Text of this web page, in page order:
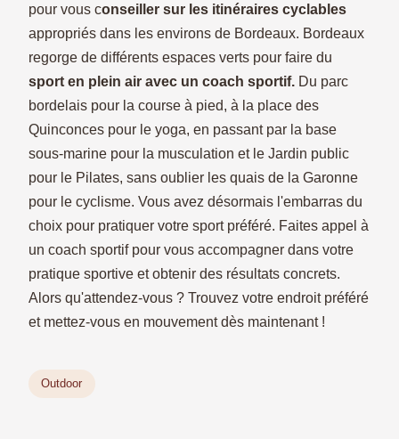
pour vous conseiller sur les itinéraires cyclables
appropriés dans les environs de Bordeaux. Bordeaux
regorge de différents espaces verts pour faire du
sport en plein air avec un coach sportif. Du parc
bordelais pour la course à pied, à la place des
Quinconces pour le yoga, en passant par la base
sous-marine pour la musculation et le Jardin public
pour le Pilates, sans oublier les quais de la Garonne
pour le cyclisme. Vous avez désormais l'embarras du
choix pour pratiquer votre sport préféré. Faites appel à
un coach sportif pour vous accompagner dans votre
pratique sportive et obtenir des résultats concrets.
Alors qu'attendez-vous ? Trouvez votre endroit préféré
et mettez-vous en mouvement dès maintenant !
Outdoor